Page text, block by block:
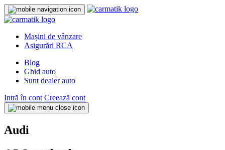
Mașini de vânzare
Asigurări RCA
Blog
Ghid auto
Sunt dealer auto
Intră în cont Creează cont
Audi